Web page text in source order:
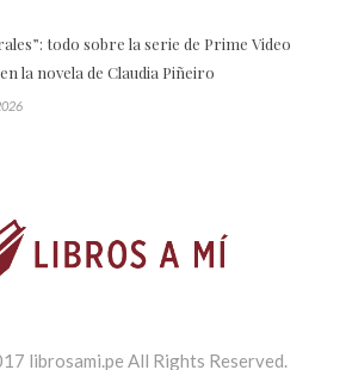
todo sobre la serie de Prime Video
la novela de Claudia Piñeiro
librosami.pe All Rights Reserved.